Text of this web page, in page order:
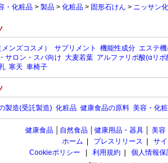
・化粧品 > 製品 > 化粧品 > 固形石けん > ニッサン
ンズコスメ） サプリメント 機能性成分 エステ
サロン・スパ向け 大麦若葉 アルファリポ酸(αリポ
寒天 車椅子
製造(受託製造) 化粧品 健康食品の原料 美容・化
健康食品 自然食品 健康用品・器具 美容
ホーム
プレスリリース
サ
Cookieポリシー
利用規約 個人情報